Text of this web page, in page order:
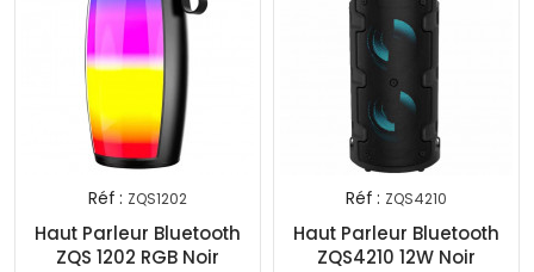
Réf : ZQS1202
Haut Parleur Bluetooth
ZQS 1202 RGB Noir
Réf : ZQS4210
Haut Parleur Bluetooth
ZQS4210 12W Noir